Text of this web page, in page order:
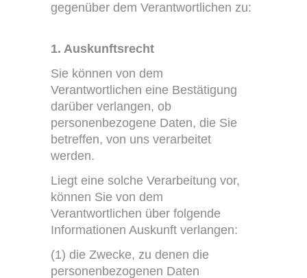
gegenüber dem Verantwortlichen zu:
1. Auskunftsrecht
Sie können von dem
Verantwortlichen eine Bestätigung
darüber verlangen, ob
personenbezogene Daten, die Sie
betreffen, von uns verarbeitet
werden.
Liegt eine solche Verarbeitung vor,
können Sie von dem
Verantwortlichen über folgende
Informationen Auskunft verlangen:
(1) die Zwecke, zu denen die
personenbezogenen Daten